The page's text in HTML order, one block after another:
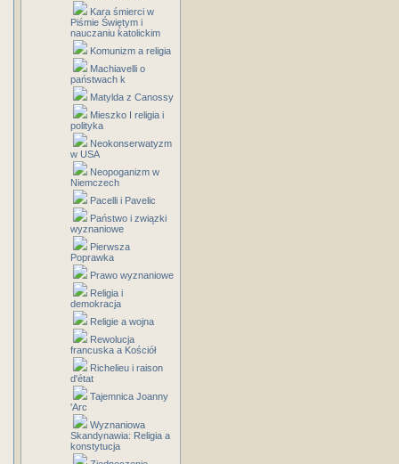
Kara śmierci w
Piśmie Świętym i
nauczaniu katolickim
Komunizm a religia
Machiavelli o
państwach k
Matylda z Canossy
Mieszko I religia i
polityka
Neokonserwatyzm
w USA
Neopoganizm w
Niemczech
Pacelli i Pavelic
Państwo i związki
wyznaniowe
Pierwsza
Poprawka
Prawo wyznaniowe
Religia i
demokracja
Religie a wojna
Rewolucja
francuska a Kościół
Richelieu i raison
d'état
Tajemnica Joanny
'Arc
Wyznaniowa
Skandynawia: Religia a
konstytucja